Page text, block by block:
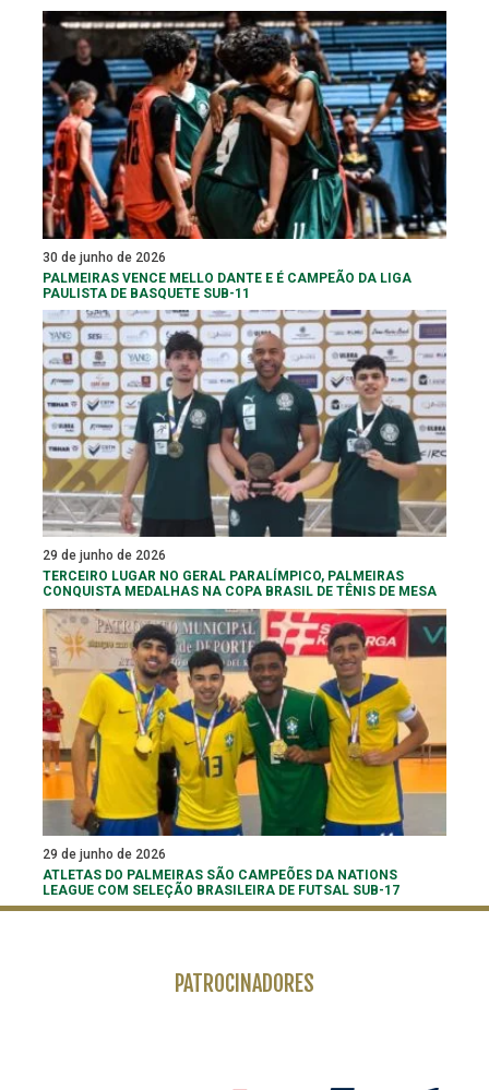
30 de junho de 2026
PALMEIRAS VENCE MELLO DANTE E É CAMPEÃO DA LIGA
PAULISTA DE BASQUETE SUB-11
29 de junho de 2026
TERCEIRO LUGAR NO GERAL PARALÍMPICO, PALMEIRAS
CONQUISTA MEDALHAS NA COPA BRASIL DE TÊNIS DE MESA
29 de junho de 2026
ATLETAS DO PALMEIRAS SÃO CAMPEÕES DA NATIONS
LEAGUE COM SELEÇÃO BRASILEIRA DE FUTSAL SUB-17
PATROCINADORES